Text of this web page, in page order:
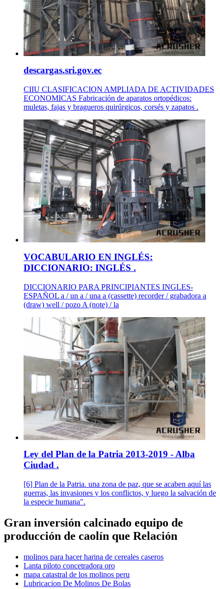
descargas.sri.gov.ec
CIIU CLASIFICACION AMPLIADA DE ACTIVIDADES
ECONOMICAS Fabricación de aparatos ortopédicos:
muletas, fajas y bragueros quirúrgicos, corsés y zapatos .
VOCABULARIO EN INGLÉS:
DICCIONARIO: INGLÉS .
DICCIONARIO PARA PRINCIPIANTES INGLES-
ESPAÑOL a / un a / una a (cassette) recorder / grabadora a
(draw) well / pozo A (note) / la
Ley del Plan de la Patria 2013-2019 - Alba
Ciudad .
[6] Plan de la Patria. una zona de paz, que se acaben aquí las
guerras, las invasiones y los conflictos, y luego la salvación de
la especie humana".
Gran inversión calcinado equipo de
producción de caolín que Relación
molinos para hacer harina de cereales caseros
Lanta piloto concetradora oro
mapa catastral de los molinos peru
Lubricacion De Molinos De Bolas